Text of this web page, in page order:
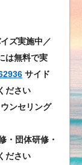
ズ実施中／
は無料で実
サイド
ださい
ンセリング
・団体研修・
ださい